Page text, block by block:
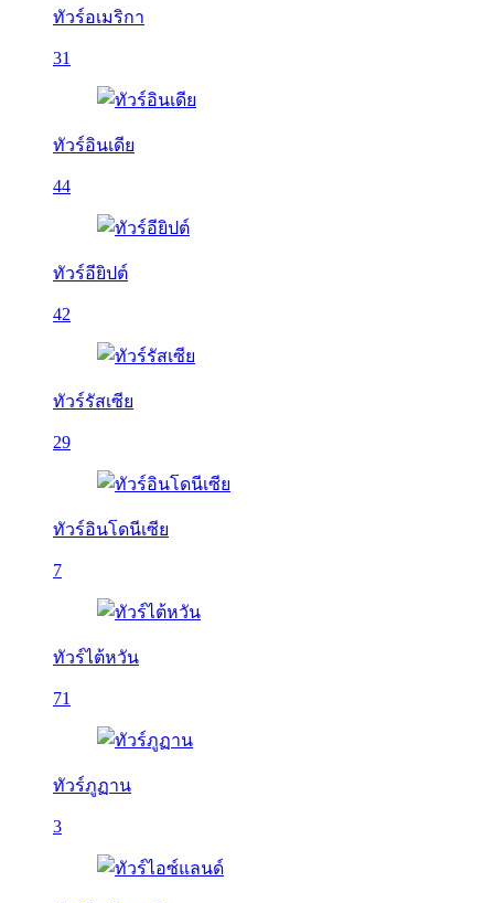
ทัวร์อเมริกา
31
ทัวร์อินเดีย
44
ทัวร์อียิปต์
42
ทัวร์รัสเซีย
29
ทัวร์อินโดนีเซีย
7
ทัวร์ไต้หวัน
71
ทัวร์ภูฏาน
3